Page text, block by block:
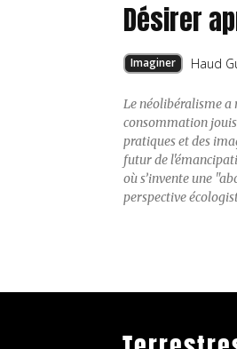
Désirer
Imaginer Haud
Le néolibéralisme a
consommation
pratiques et des
futur de
où s’invente une
perspective